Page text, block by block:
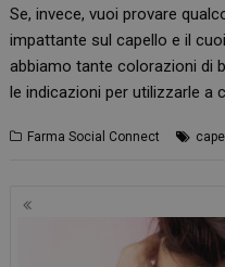
Se, invece, vuoi provare
impattante sul capello e il
abbiamo tante colorazioni di
le indicazioni per utilizzarle a
Farma Social Connect
Navigazione